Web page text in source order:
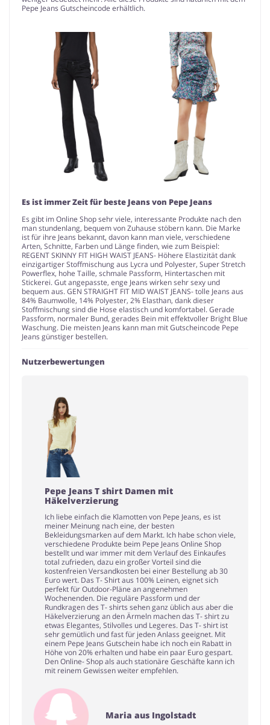
Pepe Jeans Gutscheincode erhältlich.
Es ist immer Zeit für beste Jeans von Pepe Jeans
Es gibt im Online Shop sehr viele, interessante Produkte nach den
man stundenlang, bequem von Zuhause stöbern kann. Die Marke
ist für ihre Jeans bekannt, davon kann man viele, verschiedene
Arten, Schnitte, Farben und Länge finden, wie zum Beispiel:
REGENT SKINNY FIT HIGH WAIST JEANS- Höhere Elastizität dank
einzigartiger Stoffmischung aus Lycra und Polyester, Super Stretch
Powerflex, hohe Taille, schmale Passform, Hintertaschen mit
Stickerei. Gut angepasste, enge Jeans wirken sehr sexy und
bequem aus. GEN STRAIGHT FIT MID WAIST JEANS- tolle Jeans aus
84% Baumwolle, 14% Polyester, 2% Elasthan, dank dieser
Stoffmischung sind die Hose elastisch und komfortabel. Gerade
Passform, normaler Bund, gerades Bein mit effektvoller Bright Blue
Waschung. Die meisten Jeans kann man mit Gutscheincode Pepe
Jeans günstiger bestellen.
Nutzerbewertungen
Pepe Jeans T shirt Damen mit
Häkelverzierung
Ich liebe einfach die Klamotten von Pepe Jeans, es ist
meiner Meinung nach eine, der besten
Bekleidungsmarken auf dem Markt. Ich habe schon viele,
verschiedene Produkte beim Pepe Jeans Online Shop
bestellt und war immer mit dem Verlauf des Einkaufes
total zufrieden, dazu ein großer Vorteil sind die
kostenfreien Versandkosten bei einer Bestellung ab 30
Euro wert. Das T- Shirt aus 100% Leinen, eignet sich
perfekt für Outdoor-Pläne an angenehmen
Wochenenden. Die reguläre Passform und der
Rundkragen des T- shirts sehen ganz üblich aus aber die
Häkelverzierung an den Ärmeln machen das T- shirt zu
etwas Elegantes, Stilvolles und Legeres. Das T- shirt ist
sehr gemütlich und fast für jeden Anlass geeignet. Mit
einem Pepe Jeans Gutschein habe ich noch ein Rabatt in
Höhe von 20% erhalten und habe ein paar Euro gespart.
Den Online- Shop als auch stationäre Geschäfte kann ich
mit reinem Gewissen weiter empfehlen.
Maria aus Ingolstadt